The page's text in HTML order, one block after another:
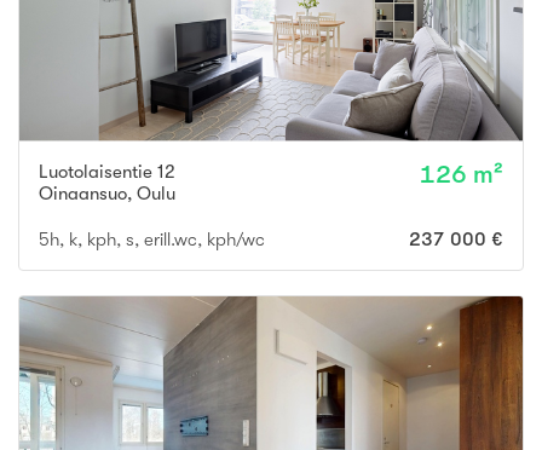
Luotolaisentie 12
Oinaansuo, Oulu
126 m²
5h, k, kph, s, erill.wc, kph/wc 237 000 €